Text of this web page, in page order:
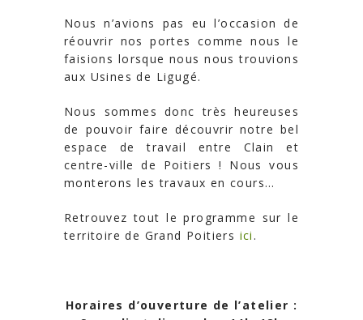
Nous n’avions pas eu l’occasion de
réouvrir nos portes comme nous le
faisions lorsque nous nous trouvions
aux Usines de Ligugé.
Nous sommes donc très heureuses
de pouvoir faire découvrir notre bel
espace de travail entre Clain et
centre-ville de Poitiers ! Nous vous
monterons les travaux en cours…
Retrouvez tout le programme sur le
territoire de Grand Poitiers ici .
Horaires d’ouverture de l’atelier :